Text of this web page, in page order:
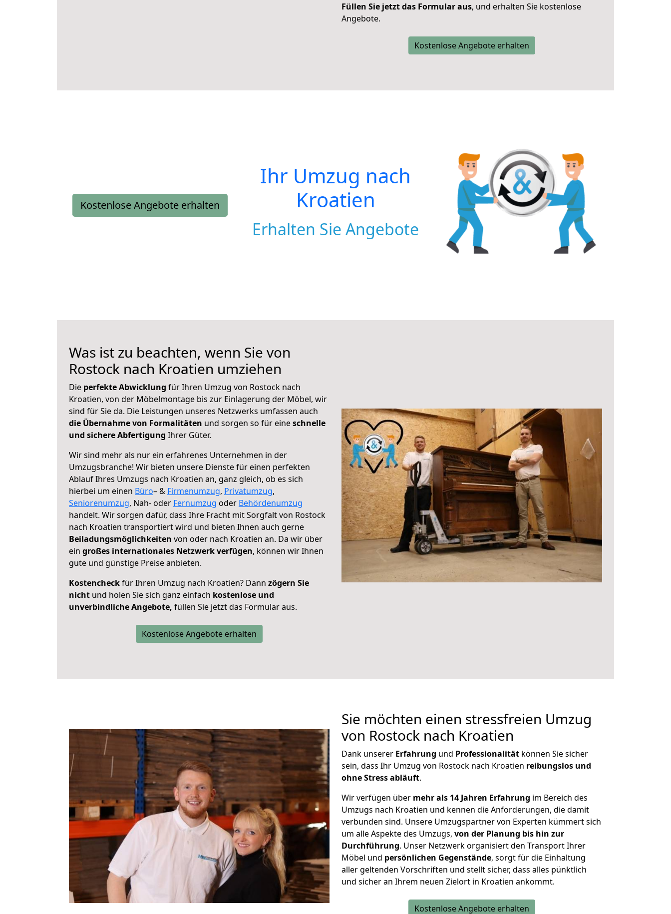
Füllen Sie jetzt das Formular aus, und erhalten Sie kostenlose
Angebote.
Kostenlose Angebote erhalten
Kostenlose Angebote erhalten
Ihr Umzug nach
Kroatien
Erhalten Sie Angebote
Was ist zu beachten, wenn Sie von
Rostock nach Kroatien umziehen
Die perfekte Abwicklung für Ihren Umzug von Rostock nach
Kroatien, von der Möbelmontage bis zur Einlagerung der Möbel, wir
sind für Sie da. Die Leistungen unseres Netzwerks umfassen auch
die Übernahme von Formalitäten und sorgen so für eineschnelle
und sichere Abfertigung Ihrer Güter.
Wir sind mehr als nur ein erfahrenes Unternehmen in der
Umzugsbranche! Wir bieten unsere Dienste für einen perfekten
Ablauf Ihres Umzugs nach Kroatien an, ganz gleich, ob es sich
hierbei um einen Büro– & Firmenumzug, Privatumzug,
Seniorenumzug, Nah- oder Fernumzug oder Behördenumzug
handelt. Wir sorgen dafür, dass Ihre Fracht mit Sorgfalt von Rostock
nach Kroatien transportiert wird und bieten Ihnen auch gerne
Beiladungsmöglichkeiten von oder nach Kroatien an. Da wir über
ein großes internationales Netzwerk verfügen, können wir Ihnen
gute und günstige Preise anbieten.
Kostencheckfür Ihren Umzug nach Kroatien? Dann zögern Sie
nicht und holen Sie sich ganz einfach kostenlose und
unverbindliche Angebote, füllen Sie jetzt das Formular aus.
Kostenlose Angebote erhalten
Sie möchten einen stressfreien Umzug
von Rostock nach Kroatien
Dank unserer Erfahrung und Professionalität können Sie sicher
sein, dass Ihr Umzug von Rostock nach Kroatien reibungslos und
ohne Stress abläuft.
Wir verfügen über mehr als 14 Jahren Erfahrung im Bereich des
Umzugs nach Kroatien und kennen die Anforderungen, die damit
verbunden sind. Unsere Umzugspartner von Experten kümmert sich
um alle Aspekte des Umzugs, von der Planung bis hin zur
Durchführung. Unser Netzwerk organisiert den Transport Ihrer
Möbel und persönlichen Gegenstände, sorgt für die Einhaltung
aller geltenden Vorschriften und stellt sicher, dass alles pünktlich
und sicher an Ihrem neuen Zielort in Kroatien ankommt.
Kostenlose Angebote erhalten